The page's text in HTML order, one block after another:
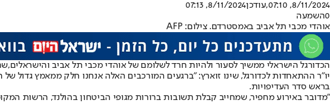
8/11/2024, 07:10
,עודכן8/11/2024, 07:13
0השמעה
אוהדי מכבי תל אביב באמסטרדם. צילום: AFP
הכדורגל הישראלי ממשיך לסעור ולהיות חרד לשלומם של אוהדי מכבי תל אביב והישראלים,
יו"ר ההתאחדות לכדורגל, שינו זוארץ: "ברגעים המורכבים האלה אנחנו חלק ממאמץ גדול
בראש סדר העדיפויות.
"מדובר באירוע מחפיר, שמחייב קבלת תשובות ברורות מגופי הביטחון בהולנד, הרשות